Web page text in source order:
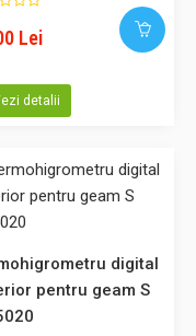
fi achizitionat si prin
lucioase,
in spatiile
afisa in formatul
conditiile climat..
Lei
detalii
digital
pentru geam S